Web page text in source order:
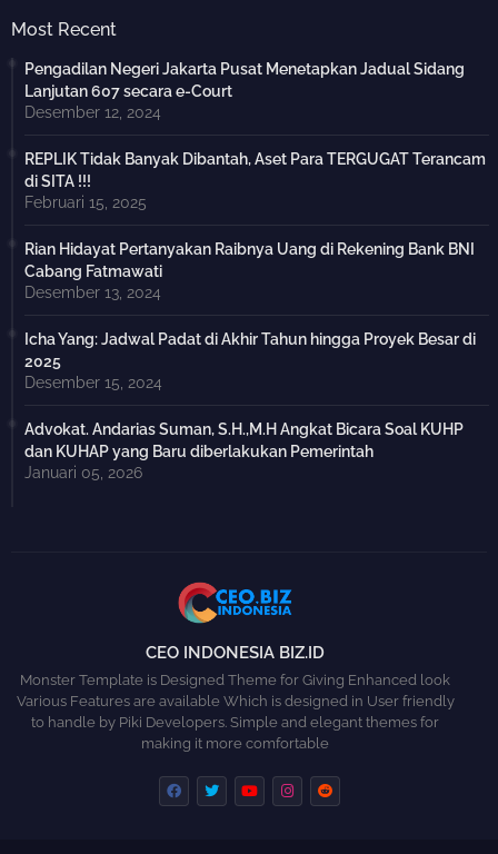
Most Recent
Pengadilan Negeri Jakarta Pusat Menetapkan Jadual Sidang
Lanjutan 607 secara e-Court
Desember 12, 2024
REPLIK Tidak Banyak Dibantah, Aset Para TERGUGAT Terancam
di SITA !!!
Februari 15, 2025
Rian Hidayat Pertanyakan Raibnya Uang di Rekening Bank BNI
Cabang Fatmawati
Desember 13, 2024
Icha Yang: Jadwal Padat di Akhir Tahun hingga Proyek Besar di
2025
Desember 15, 2024
Advokat. Andarias Suman, S.H.,M.H Angkat Bicara Soal KUHP
dan KUHAP yang Baru diberlakukan Pemerintah
Januari 05, 2026
CEO INDONESIA BIZ.ID
Monster Template is Designed Theme for Giving Enhanced look
Various Features are available Which is designed in User friendly
to handle by Piki Developers. Simple and elegant themes for
making it more comfortable